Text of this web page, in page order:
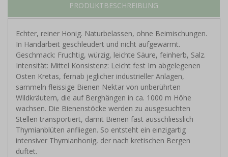
PRODUKTBESCHREIBUNG
Echter, reiner Honig. Naturbelassen, ohne Beimischungen.
In Handarbeit geschleudert und nicht aufgewärmt.
Geschmack: Fruchtig, würzig, leichte Säure, feinherb, Salz.
Intensität: Mittel Konsistenz: Leicht fest Im abgelegenen
Osten Kretas, fernab jeglicher industrieller Anlagen,
sammeln fleissige Bienen Nektar von unberührten
Wildkräutern, die auf Berghängen in ca. 1000 m Höhe
wachsen. Die Bienenstöcke werden zu ausgesuchten
Stellen transportiert, damit Bienen fast ausschliesslich
Thymianblüten anfliegen. So entsteht ein einzigartig
intensiver Thymianhonig, der nach kretischen Bergen
duftet.